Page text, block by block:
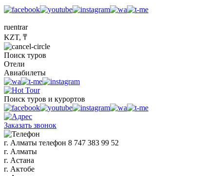
ruentrar
KZT, ₸
Поиск туров
Отели
Авиабилеты
Поиск туров и курортов
Заказать звонок
г. Алматы телефон 8 747 383 99 52
г. Алматы
г. Астана
г. Актобе